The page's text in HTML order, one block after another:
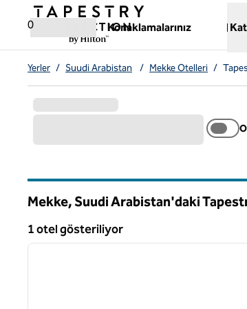
İçeriğe geçiş yap
0
Konaklamalarınız
,Yeni bir sekme açar
Yerler / Suudi Arabistan / Mekke Otelleri /
Mekke, Suudi Arabistan'daki
1 otel gösteriliyor
1 otel gösteriliyor
1 / 12